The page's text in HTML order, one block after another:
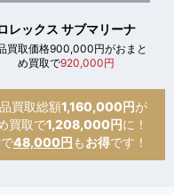
レックス サブマリーナ
買取価格900,000円がおまと
め買取で920,000円
買取総額1,160,000円が
買取で1,208,000円に！
48,000円 もお得です！